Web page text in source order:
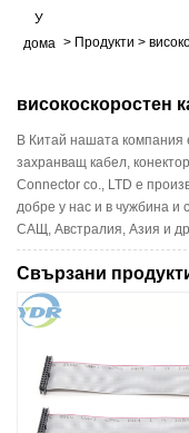
У
дома > Продукти >
високоскоростен
В Китай нашата компания
захранващ кабел,
Connector co., LTD е
добре у нас и в чужбина и
САЩ, Австралия, Азия и
Свързани